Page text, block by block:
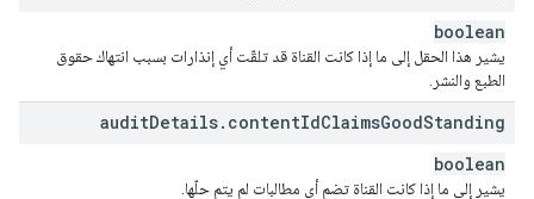
boolean
يشير هذا الحقل إلى ما إذا كانت القناة قد تلقّت أي إنذارات بسبب انتهاك حقوق
الطبع والنشر.
auditDetails. contentIdClaimsGoodStanding
boolean
يشير إلى ما إذا كانت القناة تضم أي مطالبات لم يتم حلّها.